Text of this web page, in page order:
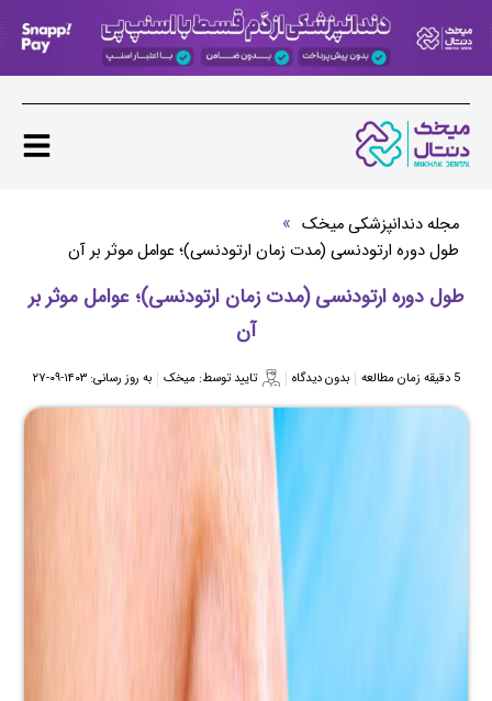
مجله دندانپزشکی میخک »
طول دوره ارتودنسی (مدت زمان ارتودنسی)؛ عوامل موثر بر آن
طول دوره ارتودنسی (مدت زمان ارتودنسی)؛ عوامل موثر بر
آن
5 دقیقه زمان مطالعه بدون دیدگاه تایید توسط: میخک به روز رسانی: ۱۴۰۳-۰۹-۲۷